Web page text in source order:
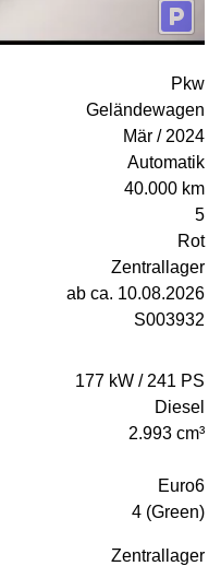
Pkw
Geländewagen
Mär / 2024
Automatik
40.000 km
5
Rot
Zentrallager
ab ca. 10.08.2026
S003932
177 kW / 241 PS
Diesel
2.993 cm³
Euro6
4 (Green)
Zentrallager